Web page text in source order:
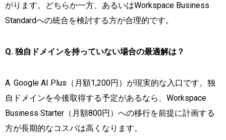
がります。どちらか一方、あるいはWorkspace Business
Standardへの統合を検討する方が合理的です。
Q. 独自ドメインを持っていない場合の最適解は？
A. Google AI Plus（月額1,200円）が現実的な入口です。独
自ドメインを今後取得する予定があるなら、Workspace
Business Starter（月額800円）への移行を前提に計画する
方が長期的なコスパは高くなります。